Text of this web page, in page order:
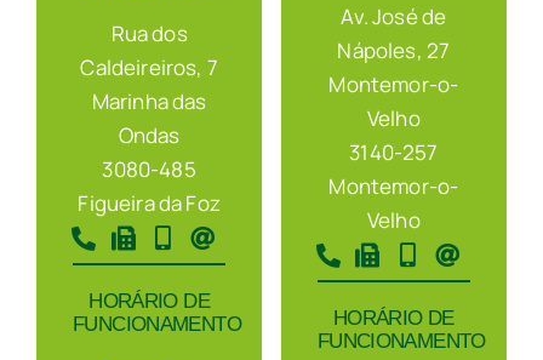
Rua dos
Caldeireiros, 7
Marinha das
Ondas
3080-485
Figueira da Foz
HORÁRIO DE
FUNCIONAMENTO
Av. José de
Nápoles, 27
Montemor-o-
Velho
3140-257
Montemor-o-
Velho
HORÁRIO DE
FUNCIONAMENTO